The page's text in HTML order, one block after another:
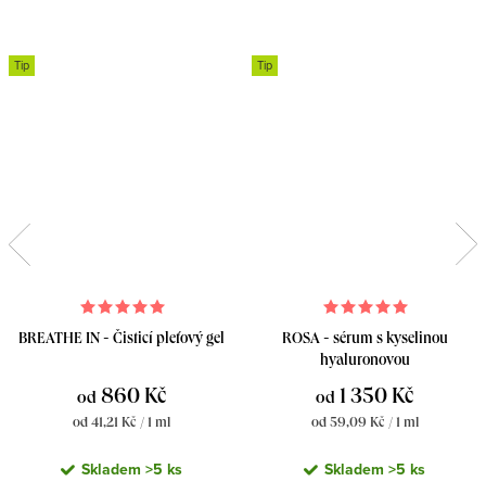
Tip
BREATHE IN - Čisticí pleťový gel
od 860 Kč
Měrná
od 41,21 Kč / 1 ml
Skladem >5 ks
Tip
ROSA - sérum s kyselinou
hyaluronovou
od 1 350 Kč
Měrná
od 59,09 Kč / 1 ml
Skladem >5 ks